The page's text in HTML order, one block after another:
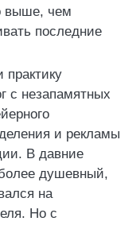
выше, чем
последние
с незапамятных
и рекламы
В давние
душевный,
на
Но с